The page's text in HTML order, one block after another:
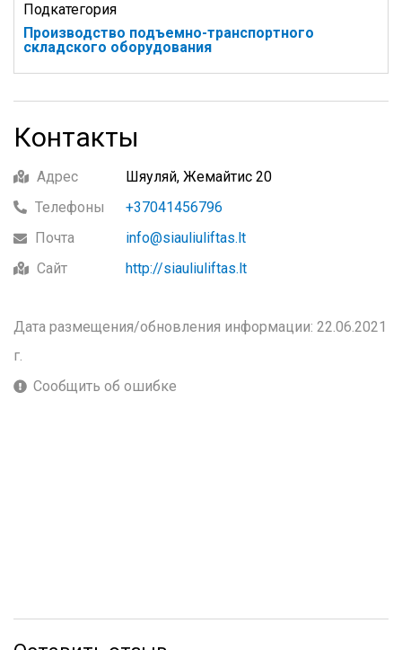
Подкатегория
Производство подъемно-транспортного
складского оборудования
Контакты
Адрес
Шяуляй, Жемайтис 20
Телефоны
+37041456796
Почта
info@siauliuliftas.lt
Сайт
http://siauliuliftas.lt
Дата размещения/обновления информации: 22.06.2021
г.
Сообщить об ошибке